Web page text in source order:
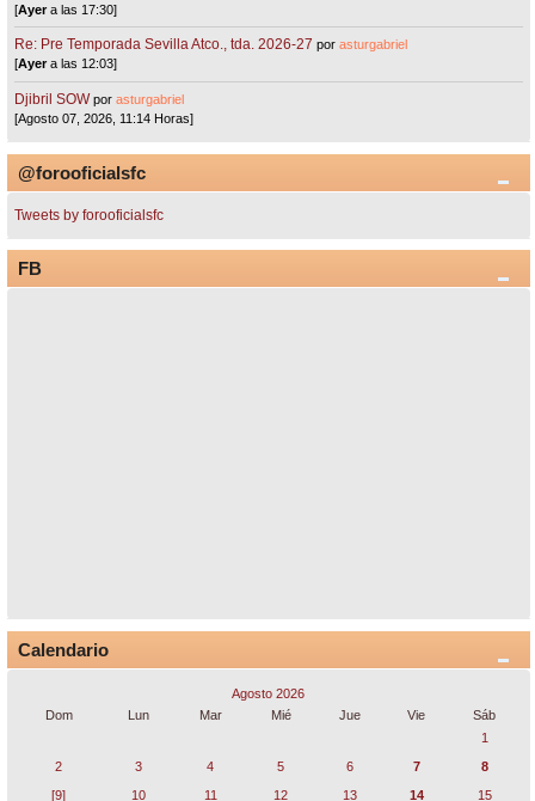
[Ayera las 17:30]
Re: Pre Temporada Sevilla Atco., tda. 2026-27 porasturgabriel
[Ayera las 12:03]
Djibril SOW porasturgabriel
[Agosto 07, 2026, 11:14 Horas]
@forooficialsfc
Tweets by forooficialsfc
FB
Calendario
Agosto 2026
Dom
Lun Mar Mié Jue Vie
Sáb
1
2
3 4 5 6 7
8
[9]
10 11 12 13 14 15